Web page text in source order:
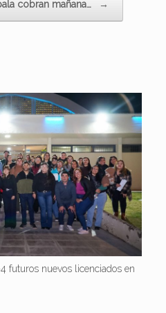
cobran mañana… →
futuros nuevos licenciados en